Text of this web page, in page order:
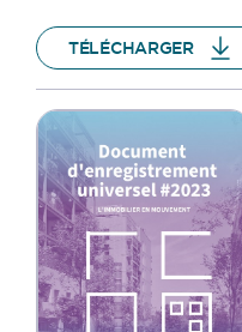
TÉLÉCHARGER